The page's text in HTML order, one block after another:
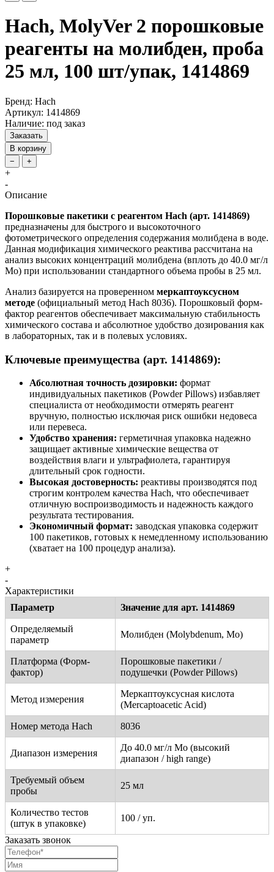
Hach, MolyVer 2 порошковые
реагенты на молибден, проба
25 мл, 100 шт/упак, 1414869
Бренд: Hach
Артикул: 1414869
Наличие: под заказ
Заказать
В корзину
−
+
+
-
Описание
Порошковые пакетики с реагентом Hach (арт. 1414869)
предназначены для быстрого и высокоточного
фотометрического определения содержания молибдена в воде.
Данная модификация химического реактива рассчитана на
анализ высоких концентраций молибдена (вплоть до 40.0 мг/л
Mo) при использовании стандартного объема пробы в 25 мл.
Анализ базируется на проверенном меркаптоуксусном
методе (официальный метод Hach 8036). Порошковый форм-
фактор реагентов обеспечивает максимальную стабильность
химического состава и абсолютное удобство дозирования как
в лабораторных, так и в полевых условиях.
Ключевые преимущества (арт. 1414869):
Абсолютная точность дозировки: формат
индивидуальных пакетиков (Powder Pillows) избавляет
специалиста от необходимости отмерять реагент
вручную, полностью исключая риск ошибки недовеса
или перевеса.
Удобство хранения: герметичная упаковка надежно
защищает активные химические вещества от
воздействия влаги и ультрафиолета, гарантируя
длительный срок годности.
Высокая достоверность: реактивы производятся под
строгим контролем качества Hach, что обеспечивает
отличную воспроизводимость и надежность каждого
результата тестирования.
Экономичный формат: заводская упаковка содержит
100 пакетиков, готовых к немедленному использованию
(хватает на 100 процедур анализа).
+
-
Характеристики
Параметр
Значение для арт. 1414869
Определяемый
параметр
Молибден (Molybdenum, Mo)
Платформа (Форм-
фактор)
Порошковые пакетики /
подушечки (Powder Pillows)
Метод измерения
Меркаптоуксусная кислота
(Mercaptoacetic Acid)
Номер метода Hach 8036
Диапазон измерения
До 40.0 мг/л Mo (высокий
диапазон / high range)
Требуемый объем
пробы
25 мл
Количество тестов
(штук в упаковке)
100 / уп.
Заказать звонок